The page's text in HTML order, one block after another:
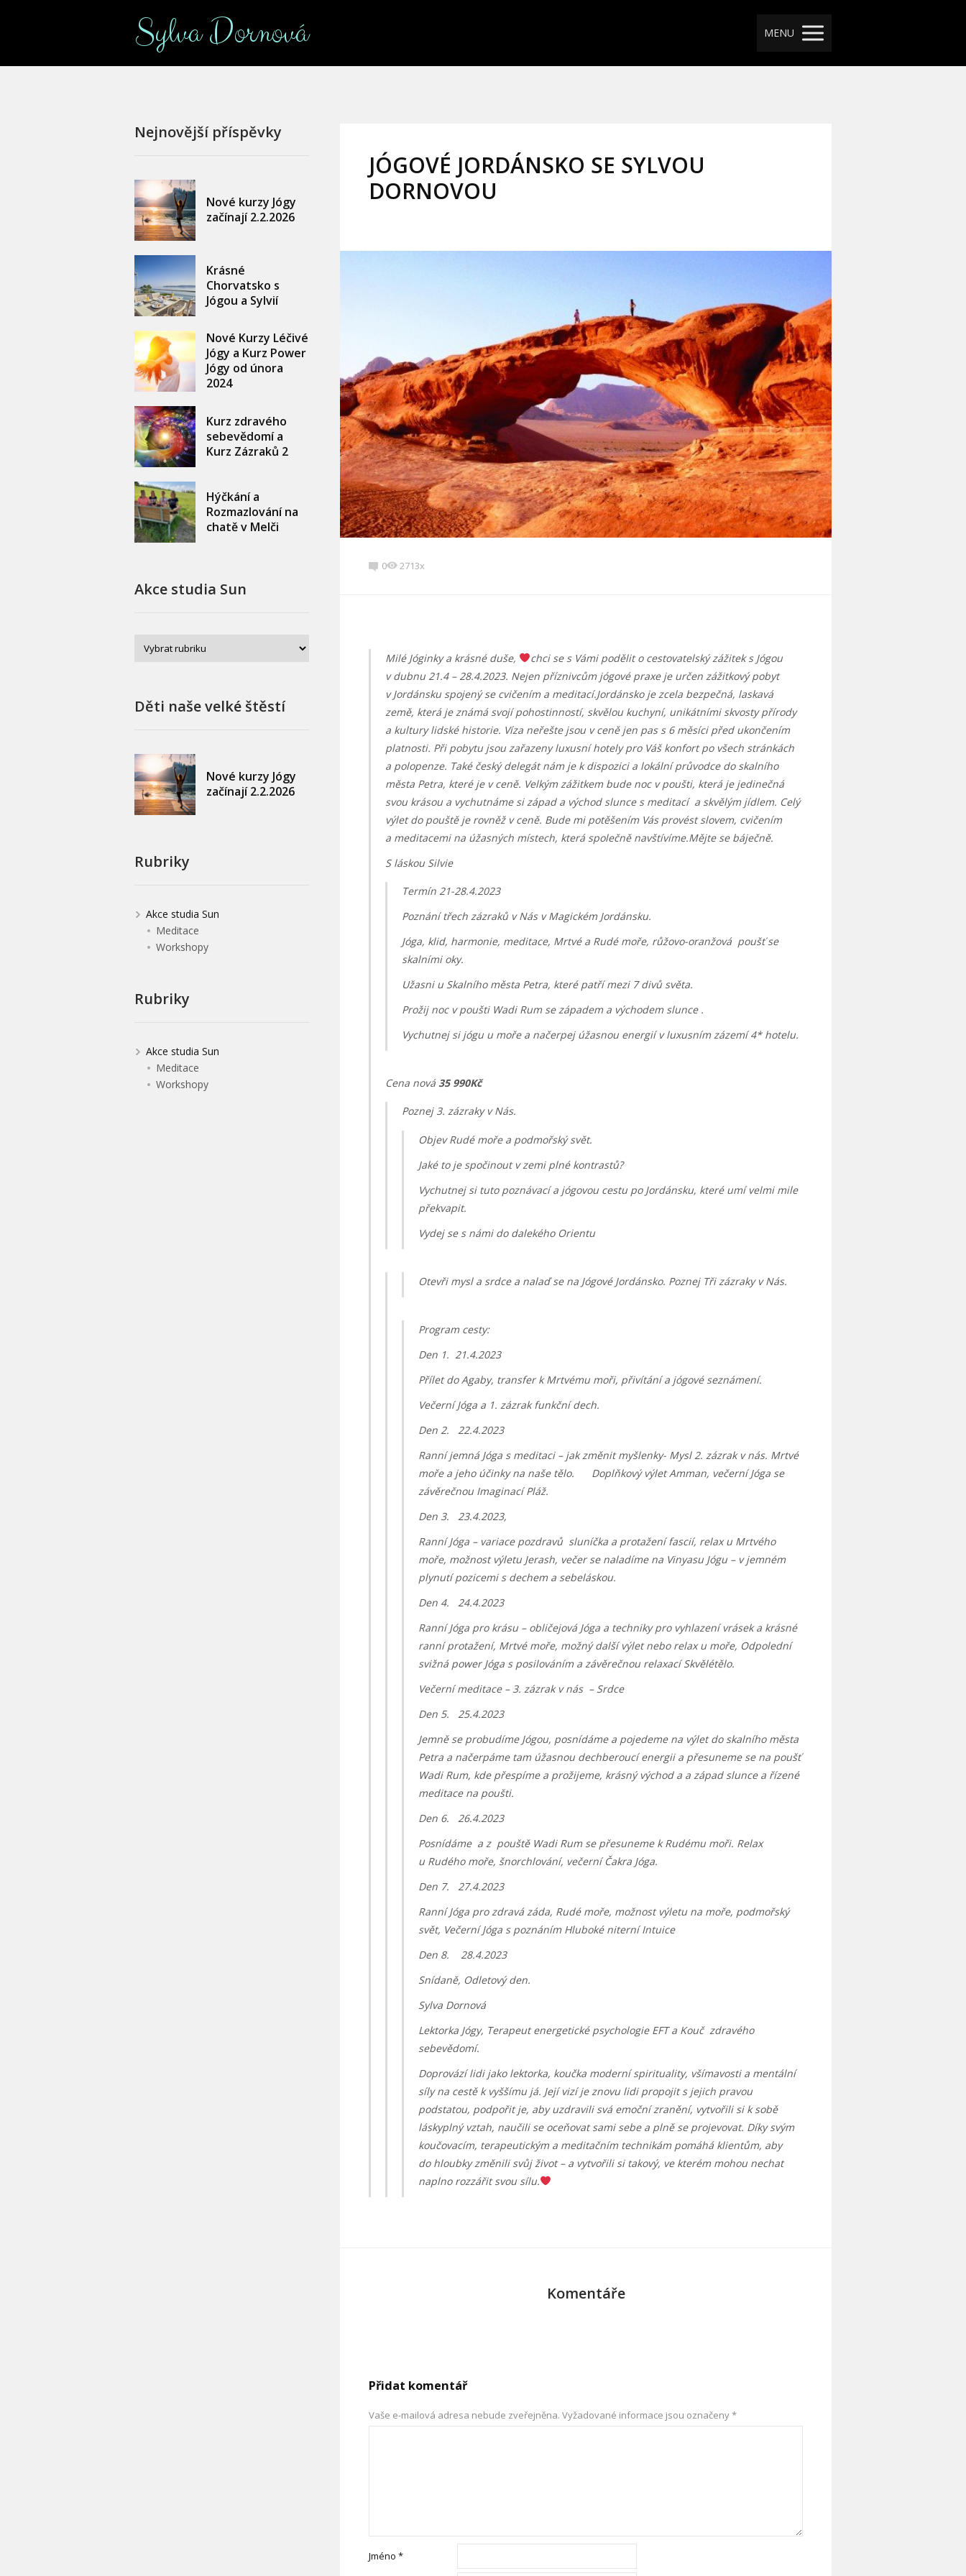
Sylva Dornová MENU
JÓGOVÉ JORDÁNSKO SE SYLVOU
DORNOVOU
0 2713x
Milé Jóginky a krásné duše,
chci se s Vámi podělit o cestovatelský zážitek s Jógou
v dubnu 21.4 – 28.4.2023. Nejen příznivcům jógové praxe je určen zážitkový pobyt
v Jordánsku spojený se cvičením a meditací.Jordánsko je zcela bezpečná, laskavá
země, která je známá svojí pohostinností, skvělou kuchyní, unikátními skvosty přírody
a kultury lidské historie. Víza neřešte jsou v ceně jen pas s 6 měsíci před ukončením
platnosti. Při pobytu jsou zařazeny luxusní hotely pro Váš konfort po všech stránkách
a polopenze. Také český delegát nám je k dispozici a lokální průvodce do skalního
města Petra, které je v ceně. Velkým zážitkem bude noc v poušti, která je jedinečná
svou krásou a vychutnáme si západ a východ slunce s meditací a skvělým jídlem. Celý
výlet do pouště je rovněž v ceně. Bude mi potěšením Vás provést slovem, cvičením
a meditacemi na úžasných místech, která společně navštívíme.Mějte se báječně.
S láskou Silvie
Termín 21-28.4.2023
Poznání třech zázraků v Nás v Magickém Jordánsku.
Jóga, klid, harmonie, meditace, Mrtvé a Rudé moře, růžovo-oranžová poušť se
skalními oky.
Užasni u Skalního města Petra, které patří mezi 7 divů světa.
Prožij noc v poušti Wadi Rum se západem a východem slunce .
Vychutnej si jógu u moře a načerpej úžasnou energií v luxusním zázemí 4* hotelu.
Cena nová35 990Kč
Poznej 3. zázraky v Nás.
Objev Rudé moře a podmořský svět.
Jaké to je spočinout v zemi plné kontrastů?
Vychutnej si tuto poznávací a jógovou cestu po Jordánsku, které umí velmi mile
překvapit.
Vydej se s námi do dalekého Orientu
Otevři mysl a srdce a nalaď se na Jógové Jordánsko. Poznej Tři zázraky v Nás.
Program cesty:
Den 1. 21.4.2023
Přílet do Agaby, transfer k Mrtvému moři, přivítání a jógové seznámení.
Večerní Jóga a 1. zázrak funkční dech.
Den 2. 22.4.2023
Ranní jemná Jóga s meditaci – jak změnit myšlenky- Mysl 2. zázrak v nás. Mrtvé
moře a jeho účinky na naše tělo. Doplňkový výlet Amman, večerní Jóga se
závěrečnou Imaginací Pláž.
Den 3. 23.4.2023,
Ranní Jóga – variace pozdravů sluníčka a protažení fascií, relax u Mrtvého
moře, možnost výletu Jerash, večer se naladíme na Vinyasu Jógu – v jemném
plynutí pozicemi s dechem a sebeláskou.
Den 4. 24.4.2023
Ranní Jóga pro krásu – obličejová Jóga a techniky pro vyhlazení vrásek a krásné
ranní protažení, Mrtvé moře, možný další výlet nebo relax u moře, Odpolední
svižná power Jóga s posilováním a závěrečnou relaxací Skvělétělo.
Večerní meditace – 3. zázrak v nás – Srdce
Den 5. 25.4.2023
Jemně se probudíme Jógou, posnídáme a pojedeme na výlet do skalního města
Petra a načerpáme tam úžasnou dechberoucí energii a přesuneme se na poušť
Wadi Rum, kde přespíme a prožijeme, krásný východ a a západ slunce a řízené
meditace na poušti.
Den 6. 26.4.2023
Posnídáme a z pouště Wadi Rum se přesuneme k Rudému moři. Relax
u Rudého moře, šnorchlování, večerní Čakra Jóga.
Den 7. 27.4.2023
Ranní Jóga pro zdravá záda, Rudé moře, možnost výletu na moře, podmořský
svět, Večerní Jóga s poznáním Hluboké niterní Intuice
Den 8. 28.4.2023
Snídaně, Odletový den.
Sylva Dornová
Lektorka Jógy, Terapeut energetické psychologie EFT a Kouč zdravého
sebevědomí.
Doprovází lidi jako lektorka, koučka moderní spirituality, všímavosti a mentální
síly na cestě k vyššímu já. Její vizí je znovu lidi propojit s jejich pravou
podstatou, podpořit je, aby uzdravili svá emoční zranění, vytvořili si k sobě
láskyplný vztah, naučili se oceňovat sami sebe a plně se projevovat. Díky svým
koučovacím, terapeutickým a meditačním technikám pomáhá klientům, aby
do hloubky změnili svůj život – a vytvořili si takový, ve kterém mohou nechat
naplno rozzářit svou sílu.
Komentáře
Přidat komentář
Vaše e-mailová adresa nebude zveřejněna. Vyžadované informace jsou označeny*
Jméno*
Nejnovější příspěvky
Nové kurzy Jógy
začínají 2.2.2026
Krásné
Chorvatsko s
Jógou a Sylvií
Nové Kurzy Léčivé
Jógy a Kurz Power
Jógy od února
2024
Kurz zdravého
sebevědomí a
Kurz Zázraků 2
Hýčkání a
Rozmazlování na
chatě v Melči
Akce studia Sun
Děti naše velké štěstí
Nové kurzy Jógy
začínají 2.2.2026
Rubriky
Akce studia Sun
Meditace
Workshopy
Rubriky
Akce studia Sun
Meditace
Workshopy